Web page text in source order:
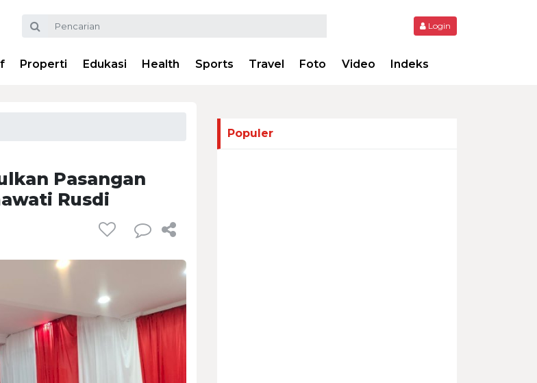
Login
Properti Edukasi Health Sports Travel Foto Video Indeks
Pasangan
Rusdi
Populer